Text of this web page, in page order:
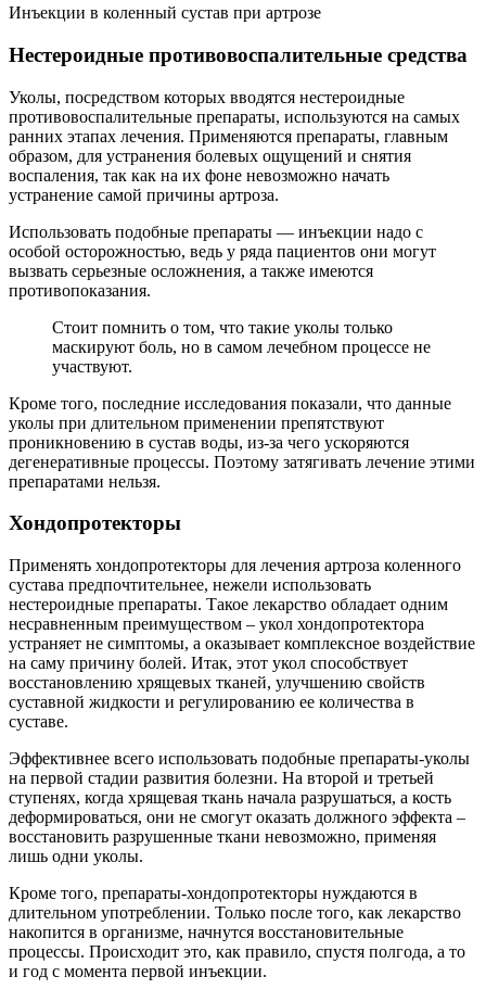
Инъекции в коленный сустав при артрозе
Нестероидные противовоспалительные средства
Уколы, посредством которых вводятся нестероидные
противовоспалительные препараты, используются на самых
ранних этапах лечения. Применяются препараты, главным
образом, для устранения болевых ощущений и снятия
воспаления, так как на их фоне невозможно начать
устранение самой причины артроза.
Использовать подобные препараты — инъекции надо с
особой осторожностью, ведь у ряда пациентов они могут
вызвать серьезные осложнения, а также имеются
противопоказания.
Стоит помнить о том, что такие уколы только
маскируют боль, но в самом лечебном процессе не
участвуют.
Кроме того, последние исследования показали, что данные
уколы при длительном применении препятствуют
проникновению в сустав воды, из-за чего ускоряются
дегенеративные процессы. Поэтому затягивать лечение этими
препаратами нельзя.
Хондопротекторы
Применять хондопротекторы для лечения артроза коленного
сустава предпочтительнее, нежели использовать
нестероидные препараты. Такое лекарство обладает одним
несравненным преимуществом – укол хондопротектора
устраняет не симптомы, а оказывает комплексное воздействие
на саму причину болей. Итак, этот укол способствует
восстановлению хрящевых тканей, улучшению свойств
суставной жидкости и регулированию ее количества в
суставе.
Эффективнее всего использовать подобные препараты-уколы
на первой стадии развития болезни. На второй и третьей
ступенях, когда хрящевая ткань начала разрушаться, а кость
деформироваться, они не смогут оказать должного эффекта –
восстановить разрушенные ткани невозможно, применяя
лишь одни уколы.
Кроме того, препараты-хондопротекторы нуждаются в
длительном употреблении. Только после того, как лекарство
накопится в организме, начнутся восстановительные
процессы. Происходит это, как правило, спустя полгода, а то
и год с момента первой инъекции.